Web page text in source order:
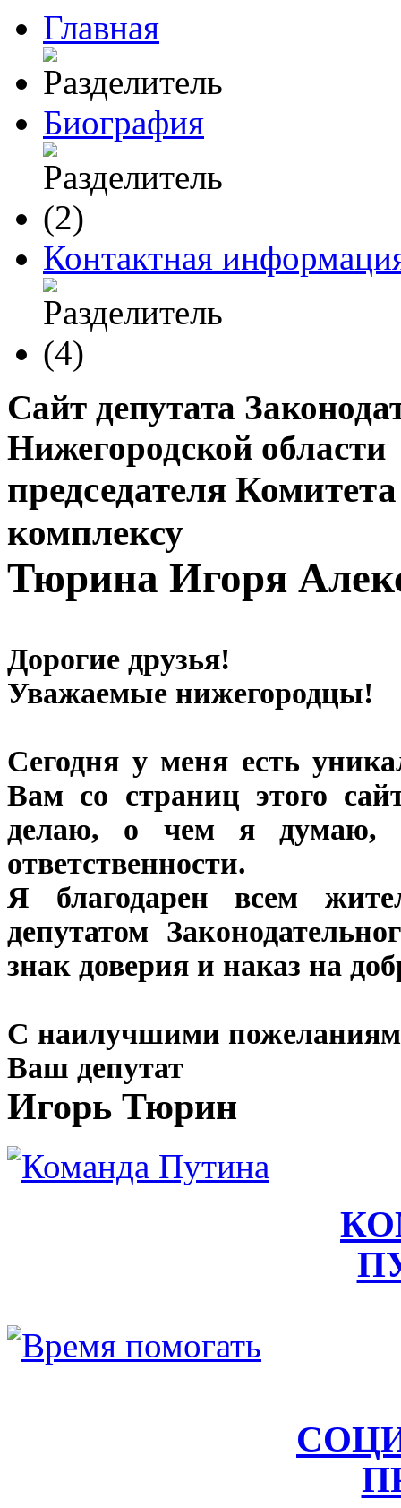
Главная
Биография
Контактная
Сайт депутата
Нижегородской области
председателя
комплексу
Тюрина Игоря
Дорогие друзья!
Уважаемые нижегородцы!
Сегодня у меня есть
Вам со страниц этого
делаю, о чем я думаю,
ответственности.
Я благодарен всем
депутатом
знак доверия и наказ на
С наилучшими
Ваш депутат
Игорь Тюрин